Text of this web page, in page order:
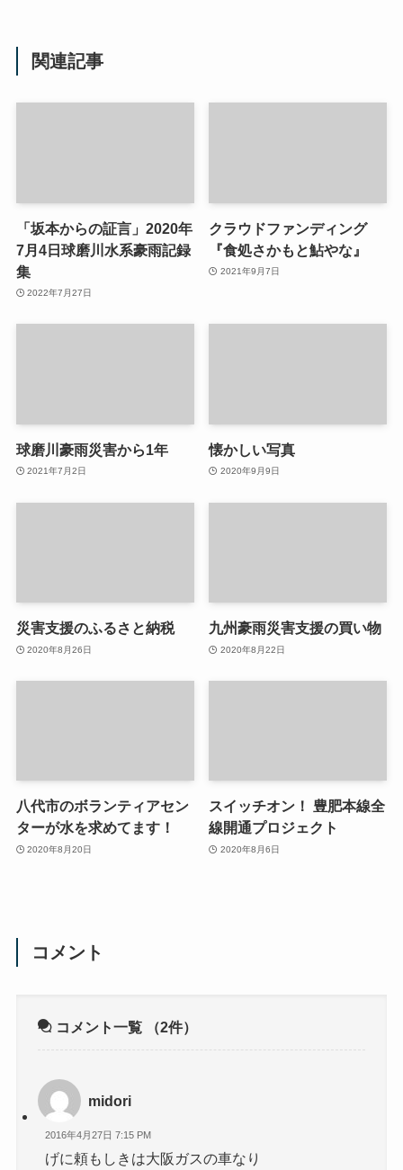
関連記事
「坂本からの証言」2020年
7月4日球磨川水系豪雨記録
集
2022年7月27日
クラウドファンディング
『食処さかもと鮎やな』
2021年9月7日
球磨川豪雨災害から1年
2021年7月2日
懐かしい写真
2020年9月9日
災害支援のふるさと納税
2020年8月26日
九州豪雨災害支援の買い物
2020年8月22日
八代市のボランティアセン
ターが水を求めてます！
2020年8月20日
スイッチオン！ 豊肥本線全
線開通プロジェクト
2020年8月6日
コメント
コメント一覧 （2件）
midori
2016年4月27日 7:15 PM
げに頼もしきは大阪ガスの車なり